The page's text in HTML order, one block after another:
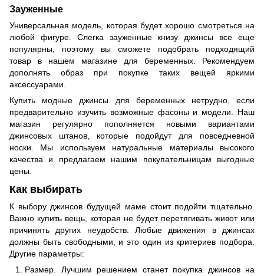
Зауженные
Универсальная модель, которая будет хорошо смотреться на
любой фигуре. Слегка зауженные книзу джинсы все еще
популярны, поэтому вы сможете подобрать подходящий
товар в нашем магазине для беременных. Рекомендуем
дополнять образ при покупке таких вещей яркими
аксессуарами.
Купить модные джинсы для беременных нетрудно, если
предварительно изучить возможные фасоны и модели. Наш
магазин регулярно пополняется новыми вариантами
джинсовых штанов, которые подойдут для повседневной
носки. Мы используем натуральные материалы высокого
качества и предлагаем нашим покупательницам выгодные
цены.
Как выбирать
К выбору джинсов будущей маме стоит подойти тщательно.
Важно купить вещь, которая не будет перетягивать живот или
причинять других неудобств. Любые движения в джинсах
должны быть свободными, и это один из критериев подбора.
Другие параметры:
Размер. Лучшим решением станет покупка джинсов на